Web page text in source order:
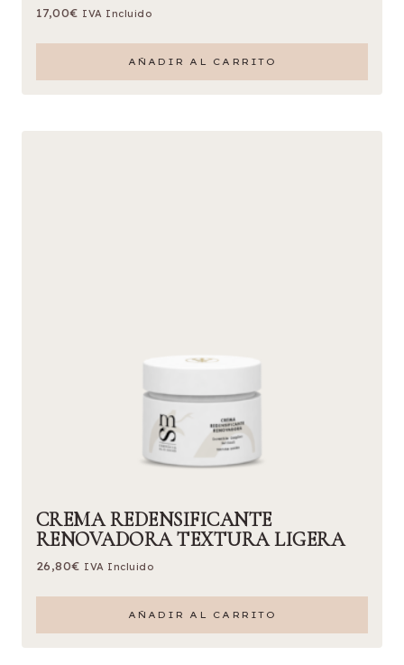
17,00€ IVA Incluido
AÑADIR AL CARRITO
CREMA REDENSIFICANTE
RENOVADORA TEXTURA LIGERA
26,80€ IVA Incluido
AÑADIR AL CARRITO